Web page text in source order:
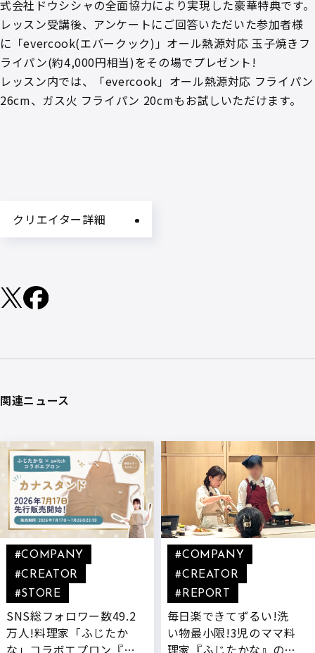
式会社ドウシシャの全面協力により実現した豪華特典です。
レッスン受講後、アンケートにご回答いただいた参加者様
に「evercook(エバークック)」オール熱源対応 玉子焼きフ
ライパン(約4,000円相当)をその場でプレゼント!
レッスン内では、「evercook」オール熱源対応 フライパン
26cm、ガス火 フライパン 20cmもお試しいただけます。
クリエイター詳細
関連ニュース
SNS総フォロワー数49.2
万人!料理家「ふじたか
な」コラボエプロン『カ
#COMPANY
#CREATOR
#STORE
毎日楽できてずるい!洗
い物最小限!3児のママ料
理家『ふじたかな』の
#COMPANY
#CREATOR
#REPORT